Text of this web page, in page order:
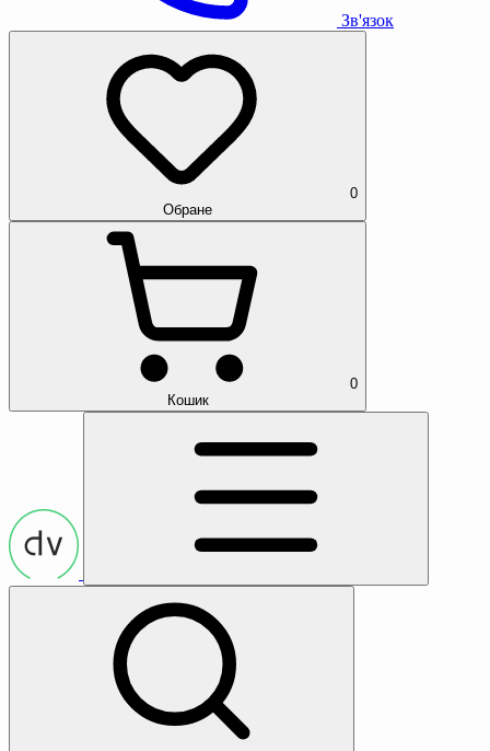
Зв'язок
0
Обране
0
Кошик